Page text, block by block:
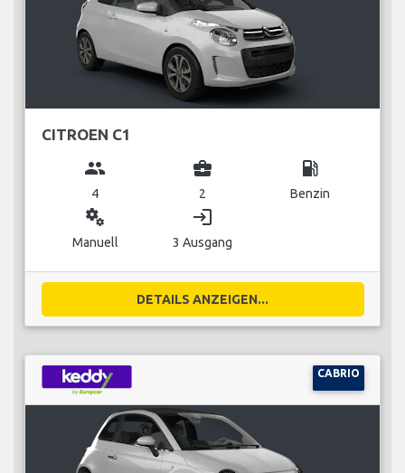
CITROEN C1
group
4
business_center
2
local_gas_station
Benzin
miscellaneous_services
Manuell
login
3 Ausgang
DETAILS ANZEIGEN...
CABRIO